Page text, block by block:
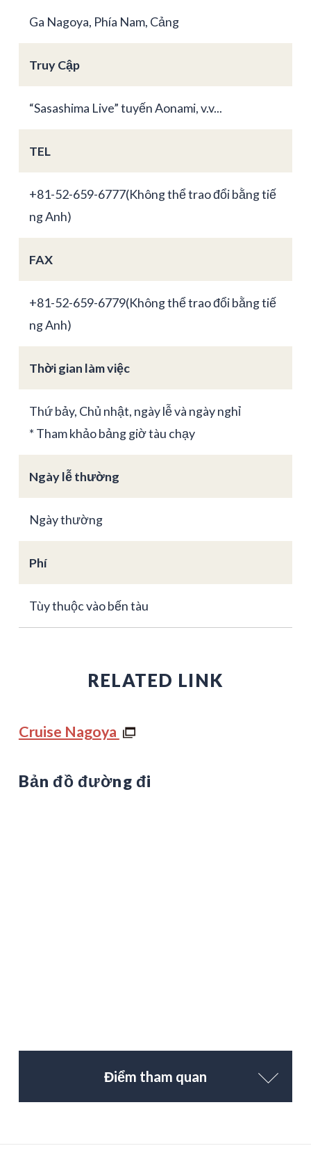
Ga Nagoya, Phía Nam, Cảng
Truy Cập
“Sasashima Live” tuyến Aonami, v.v...
TEL
+81-52-659-6777(Không thể trao đổi bằng tiế
ng Anh)
FAX
+81-52-659-6779(Không thể trao đổi bằng tiế
ng Anh)
Thời gian làm việc
Thứ bảy, Chủ nhật, ngày lễ và ngày nghỉ
* Tham khảo bảng giờ tàu chạy
Ngày lễ thường
Ngày thường
Phí
Tùy thuộc vào bến tàu
RELATED LINK
Cruise Nagoya
Bản đồ đường đi
Điểm tham quan